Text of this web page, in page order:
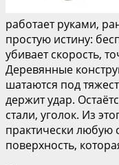
работает руками,
простую истину:
убивает скорость,
Деревянные
шатаются под
держит удар.
стали, уголок. Из
практически любую
поверхность,